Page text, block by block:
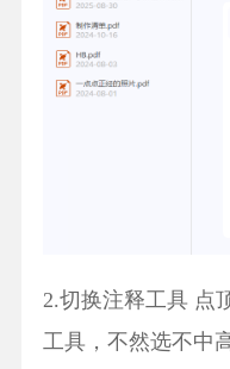
2.切换注释工具 点
工具，不然选不中